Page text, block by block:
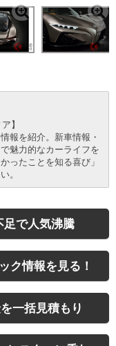
】
報を紹介。新車情報・
魅力的なカーライフを
ったことを知る喜び」
。
足で人気沸騰
ク情報を見る！
一括見積もり